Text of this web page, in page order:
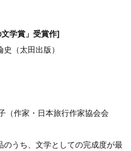
学賞」受賞作]
史（太田出版）
作家・日本旅行作家協会会
のうち、文学としての完成度が最